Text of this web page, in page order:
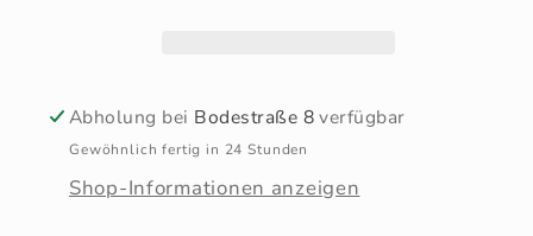
Abholung bei Bodestraße 8verfügbar
Gewöhnlich fertig in 24 Stunden
Shop-Informationen anzeigen